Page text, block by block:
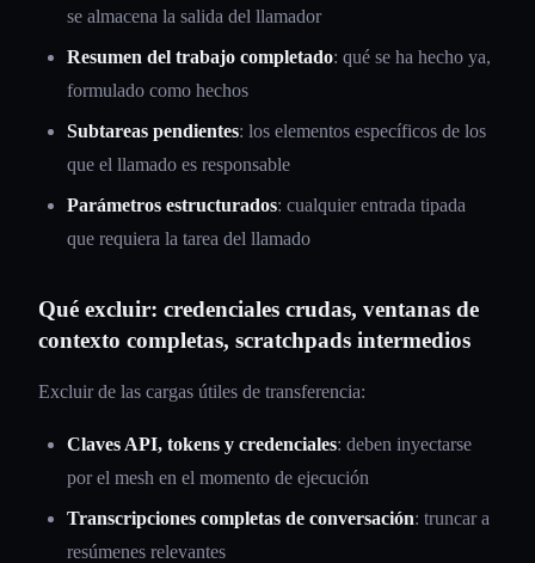
se almacena la salida del llamador
Resumen del trabajo completado: qué se ha hecho ya,
formulado como hechos
Subtareas pendientes: los elementos específicos de los
que el llamado es responsable
Parámetros estructurados: cualquier entrada tipada
que requiera la tarea del llamado
Qué excluir: credenciales crudas, ventanas de
contexto completas, scratchpads intermedios
Excluir de las cargas útiles de transferencia:
Claves API, tokens y credenciales: deben inyectarse
por el mesh en el momento de ejecución
Transcripciones completas de conversación: truncar a
resúmenes relevantes